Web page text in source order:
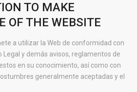
TO MAKE
OF THE WEBSITE
a utilizar la Web de conformidad con
Legal y demás avisos, reglamentos de
en su conocimiento, así como con
generalmente aceptadas y el